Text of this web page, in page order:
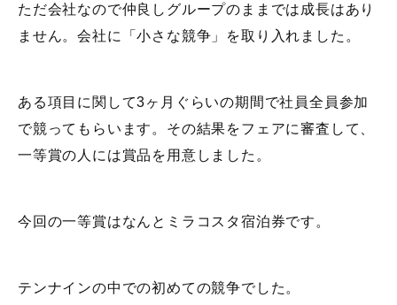
ただ会社なので仲良しグループのままでは成長はあり
ません。会社に「小さな競争」を取り入れました。
ある項目に関して3ヶ月ぐらいの期間で社員全員参加
で競ってもらいます。その結果をフェアに審査して、
一等賞の人には賞品を用意しました。
今回の一等賞はなんとミラコスタ宿泊券です。
テンナインの中での初めての競争でした。